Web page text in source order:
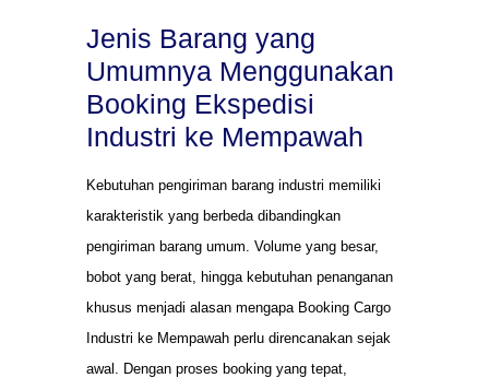
Jenis Barang yang
Umumnya Menggunakan
Booking Ekspedisi
Industri ke Mempawah
Kebutuhan pengiriman barang industri memiliki
karakteristik yang berbeda dibandingkan
pengiriman barang umum. Volume yang besar,
bobot yang berat, hingga kebutuhan penanganan
khusus menjadi alasan mengapa Booking Cargo
Industri ke Mempawah perlu direncanakan sejak
awal. Dengan proses booking yang tepat,